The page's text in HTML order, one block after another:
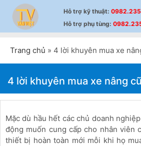
Hỗ trợ kỹ thuật:
Hỗ trợ phụ tùng:
Trang chủ » 4 lời khuyên mua xe
4 lời khuyên mua xe nâng
Mặc dù hầu hết các chủ doanh
động muốn cung cấp cho nhân viên
thiết bị hoàn toàn mới mỗi khi họ